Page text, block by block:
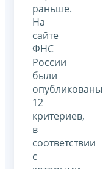
раньше.
На
сайте
ФНС
России
были
опубликованы
12
критериев,
в
соответствии
с